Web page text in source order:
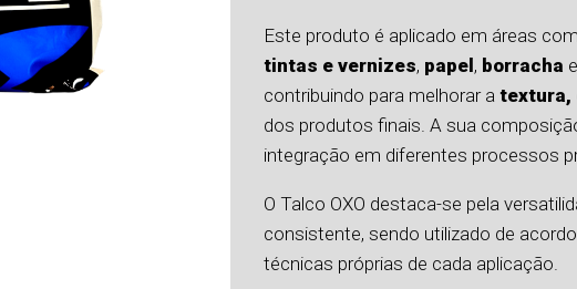
Este produto é aplicado em áreas
tintas e vernizes, papel , borracha
contribuindo para melhorar atextura,
dos produtos finais. A sua
integração em diferentes processos
O Talco OXO destaca-se pela
consistente, sendo utilizado de
técnicas próprias de cada aplicação.